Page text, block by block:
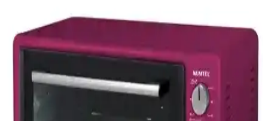
Fonksiyonlu Mutfak Çözümü
Beko'nun şık tasarımlı BSUF 5000 MEB mini fırını, 50 litrelik geniş
iç hacmi ve 6 fonksiyonuyla mutfakta pratik çözümler sunar.
Kompakt boyutları ve kolay temizlenebilir özellikleriyle ideal bir
İnova Mini Fırın 35 Litre ve Tanq Kek Ustası 36 Lt
Mini Fırın Karşılaştırması